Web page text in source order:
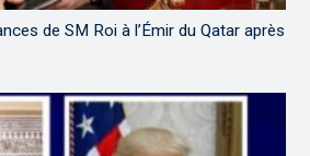
de SM Roi à l’Émir du Qatar après